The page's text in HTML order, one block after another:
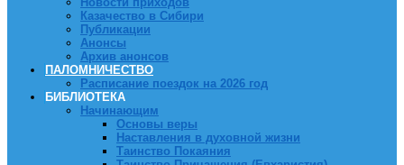
Казачество в Сибири
Публикации
Анонсы
Архив анонсов
ПАЛОМНИЧЕСТВО
Расписание поездок на 2026 год
БИБЛИОТЕКА
Начинающим
Основы веры
Наставления в духовной жизни
Таинство Покаяния